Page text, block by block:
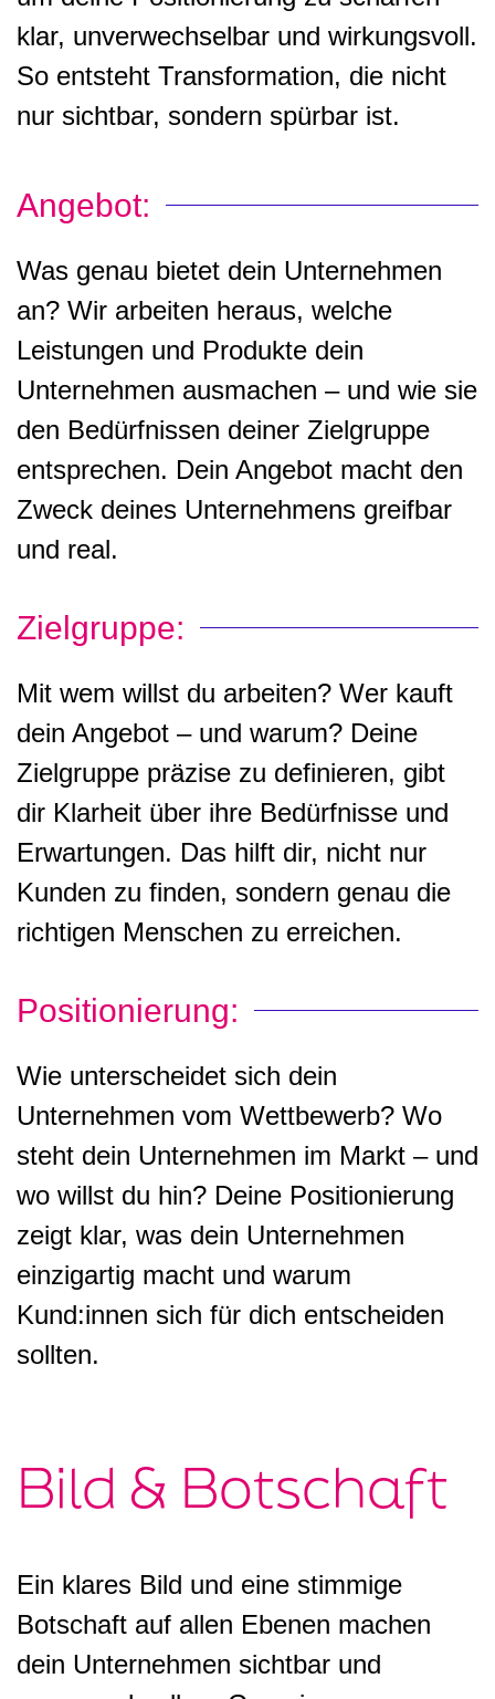
klar, unverwechselbar und wirkungsvoll.
So entsteht Transformation, die nicht
nur sichtbar, sondern spürbar ist.
Angebot:
Was genau bietet dein Unternehmen
an? Wir arbeiten heraus, welche
Leistungen und Produkte dein
Unternehmen ausmachen – und wie sie
den Bedürfnissen deiner Zielgruppe
entsprechen. Dein Angebot macht den
Zweck deines Unternehmens greifbar
und real.
Zielgruppe:
Mit wem willst du arbeiten? Wer kauft
dein Angebot – und warum? Deine
Zielgruppe präzise zu definieren, gibt
dir Klarheit über ihre Bedürfnisse und
Erwartungen. Das hilft dir, nicht nur
Kunden zu finden, sondern genau die
richtigen Menschen zu erreichen.
Positionierung:
Wie unterscheidet sich dein
Unternehmen vom Wettbewerb? Wo
steht dein Unternehmen im Markt – und
wo willst du hin? Deine Positionierung
zeigt klar, was dein Unternehmen
einzigartig macht und warum
Kund:innen sich für dich entscheiden
sollten.
Bild & Botschaft
Ein klares Bild und eine stimmige
Botschaft auf allen Ebenen machen
dein Unternehmen sichtbar und